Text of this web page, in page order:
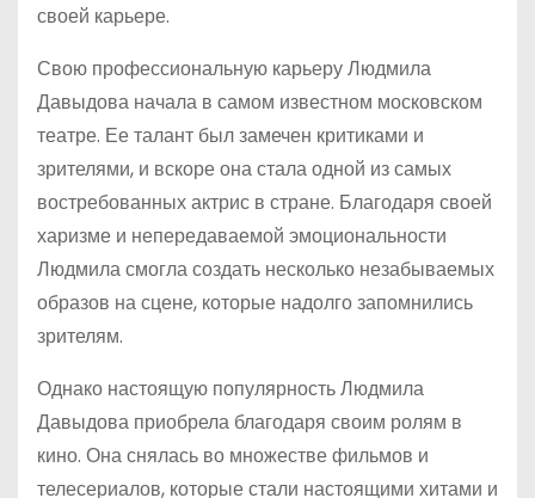
своей карьере.
Свою профессиональную карьеру Людмила
Давыдова начала в самом известном московском
театре. Ее талант был замечен критиками и
зрителями, и вскоре она стала одной из самых
востребованных актрис в стране. Благодаря своей
харизме и непередаваемой эмоциональности
Людмила смогла создать несколько незабываемых
образов на сцене, которые надолго запомнились
зрителям.
Однако настоящую популярность Людмила
Давыдова приобрела благодаря своим ролям в
кино. Она снялась во множестве фильмов и
телесериалов, которые стали настоящими хитами и